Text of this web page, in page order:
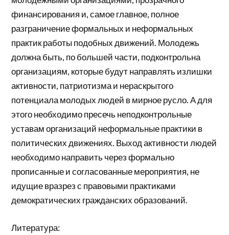
финансирования и, самое главное, полное
разграничение формальных и неформальных
практик работы подобных движений. Молодежь
должна быть, по большей части, подконтрольна
организациям, которые будут направлять излишки
активности, патриотизма и нераскрытого
потенциала молодых людей в мирное русло. А для
этого необходимо пресечь неподконтрольные
уставам организаций неформальные практики в
политических движениях. Выход активности людей
необходимо направить через формально
прописанные и согласованные мероприятия, не
идущие вразрез с правовыми практиками
демократических гражданских образований.
Литература: